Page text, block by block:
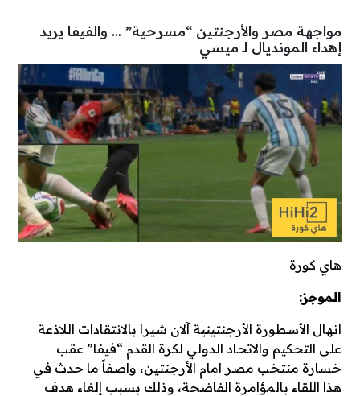
مواجهة مصر والأرجنتين “مسرحية” … والفيفا يريد
إهداء المونديال لـ ميسي
هاي كورة
الموجز:
انهال الأسطورة الأرجنتينية آلان شيرا بالانتقادات اللاذعة
على التحكيم والاتحاد الدولي لكرة القدم “فيفا” عقب
خسارة منتخب مصر امام الأرجنتين، واصفاً ما حدث في
هذا اللقاء بالمؤامرة الفاضحة، وذلك بسبب إلغاء هدف